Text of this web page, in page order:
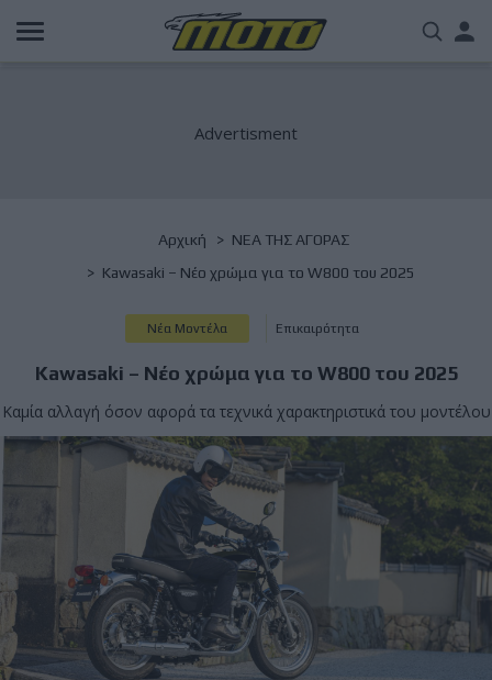
Παράκαμψη
προς
Breadcrumb
Αρχική
NΕΑ ΤΗΣ ΑΓΟΡΑΣ
Kawasaki – Νέο χρώμα για το W800 του 2025
Νέα Μοντέλα Επικαιρότητα
Kawasaki – Νέο χρώμα για το W800 του 2025
Καμία αλλαγή όσον αφορά τα τεχνικά χαρακτηριστικά του μοντέλου